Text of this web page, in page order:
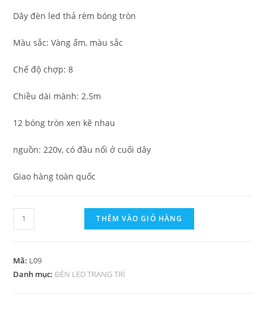
Dây đèn led thả rèm bóng tròn
Màu sắc: Vàng ấm, màu sắc
Chế độ chợp: 8
Chiều dài mành: 2.5m
12 bóng tròn xen kẽ nhau
nguồn: 220v, có đầu nối ở cuối dây
Giao hàng toàn quốc
THÊM VÀO GIỎ HÀNG
Mã: L09
Danh mục:ĐÈN LED TRANG TRÍ